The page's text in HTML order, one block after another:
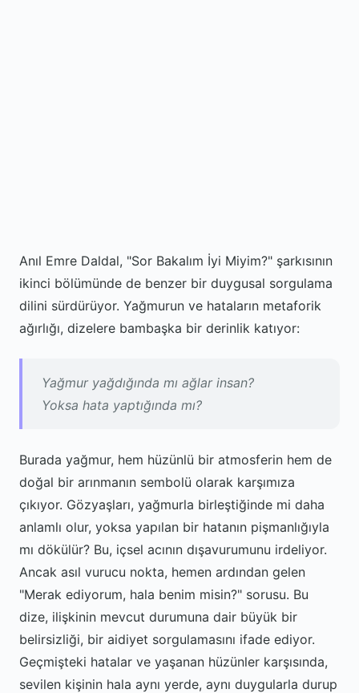
Anıl Emre Daldal, "Sor Bakalım İyi Miyim?" şarkısının
ikinci bölümünde de benzer bir duygusal sorgulama
dilini sürdürüyor. Yağmurun ve hataların metaforik
ağırlığı, dizelere bambaşka bir derinlik katıyor:
Yağmur yağdığında mı ağlar insan?
Yoksa hata yaptığında mı?
Burada yağmur, hem hüzünlü bir atmosferin hem de
doğal bir arınmanın sembolü olarak karşımıza
çıkıyor. Gözyaşları, yağmurla birleştiğinde mi daha
anlamlı olur, yoksa yapılan bir hatanın pişmanlığıyla
mı dökülür? Bu, içsel acının dışavurumunu irdeliyor.
Ancak asıl vurucu nokta, hemen ardından gelen
"Merak ediyorum, hala benim misin?" sorusu. Bu
dize, ilişkinin mevcut durumuna dair büyük bir
belirsizliği, bir aidiyet sorgulamasını ifade ediyor.
Geçmişteki hatalar ve yaşanan hüzünler karşısında,
sevilen kişinin hala aynı yerde, aynı duygularla durup